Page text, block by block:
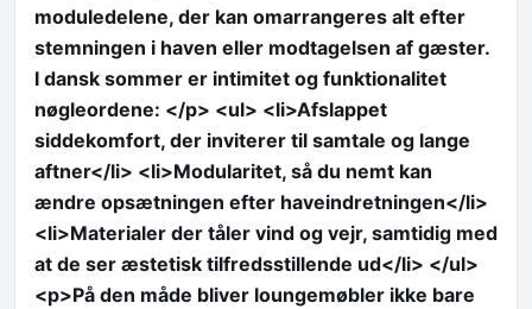
moduledelene, der kan omarrangeres alt efter
stemningen i haven eller modtagelsen af gæster.
I dansk sommer er intimitet og funktionalitet
nøgleordene: </p> <ul> <li>Afslappet
siddekomfort, der inviterer til samtale og lange
aftner</li> <li>Modularitet, så du nemt kan
ændre opsætningen efter haveindretningen</li>
<li>Materialer der tåler vind og vejr, samtidig med
at de ser æstetisk tilfredsstillende ud</li> </ul>
<p>På den måde bliver loungemøbler ikke bare